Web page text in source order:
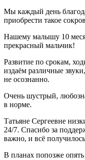
Мы каждый день
приобрести такое
Нашему малышу 10
прекрасный мальчик!
Развитие по срокам,
издаём различные
не осознанно.
Очень шустрый,
в норме.
Татьяне Сергеевне
24/7. Спасибо за
важно, и всё
В планах попозже